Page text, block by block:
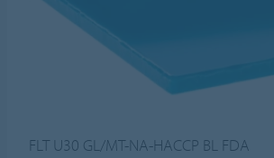
FLT U30 GL/MT-NA-HACCP BL FDA